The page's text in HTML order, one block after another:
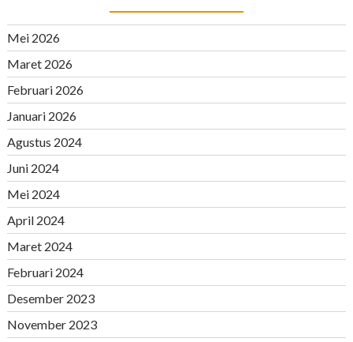
Mei 2026
Maret 2026
Februari 2026
Januari 2026
Agustus 2024
Juni 2024
Mei 2024
April 2024
Maret 2024
Februari 2024
Desember 2023
November 2023